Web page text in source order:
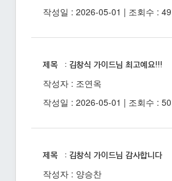
작성일 : 2026-05-01 | 조회수 : 49
제목 : 김창식 가이드님 최고예요!!!
작성자 : 조연옥
작성일 : 2026-05-01 | 조회수 : 50
제목 : 김창식 가이드님 감사합니다
작성자 : 양승찬